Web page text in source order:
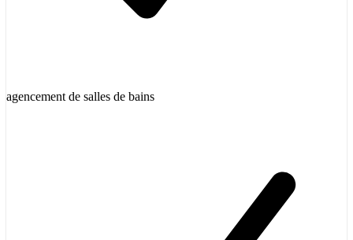
agencement de salles de bains